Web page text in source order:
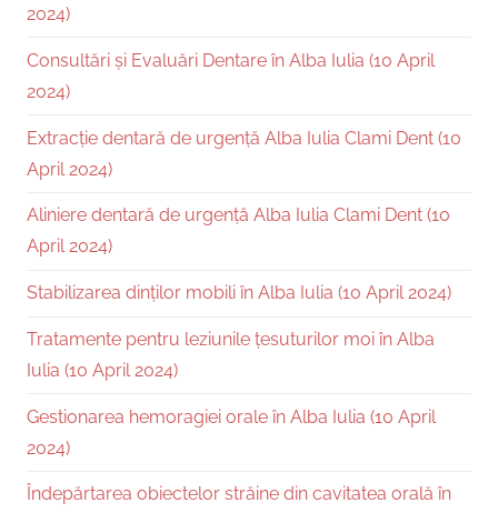
2024)
Consultări și Evaluări Dentare în Alba Iulia (10 April
2024)
Extracție dentară de urgență Alba Iulia Clami Dent (10
April 2024)
Aliniere dentară de urgență Alba Iulia Clami Dent (10
April 2024)
Stabilizarea dinților mobili în Alba Iulia (10 April 2024)
Tratamente pentru leziunile țesuturilor moi în Alba
Iulia (10 April 2024)
Gestionarea hemoragiei orale în Alba Iulia (10 April
2024)
Îndepărtarea obiectelor străine din cavitatea orală în